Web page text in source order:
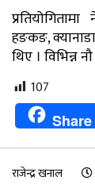
हङकङ,
थिए । विभिन्न
107
Share
राजेन्द्र खनाल